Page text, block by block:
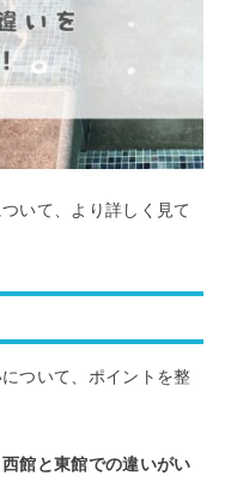
いて、より詳しく見て
ついて、ポイントを整
館と東館での違いがい